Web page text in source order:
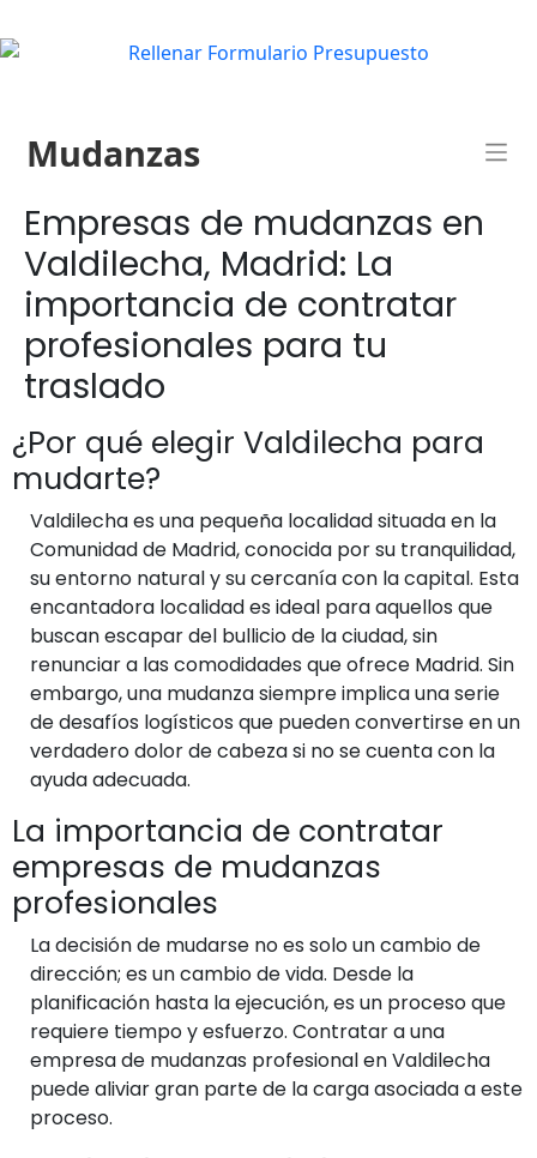
Mudanzas
Empresas de mudanzas en
Valdilecha, Madrid: La
importancia de contratar
profesionales para tu
traslado
¿Por qué elegir Valdilecha para
mudarte?
Valdilecha es una pequeña localidad situada en la
Comunidad de Madrid, conocida por su tranquilidad,
su entorno natural y su cercanía con la capital. Esta
encantadora localidad es ideal para aquellos que
buscan escapar del bullicio de la ciudad, sin
renunciar a las comodidades que ofrece Madrid. Sin
embargo, una mudanza siempre implica una serie
de desafíos logísticos que pueden convertirse en un
verdadero dolor de cabeza si no se cuenta con la
ayuda adecuada.
La importancia de contratar
empresas de mudanzas
profesionales
La decisión de mudarse no es solo un cambio de
dirección; es un cambio de vida. Desde la
planificación hasta la ejecución, es un proceso que
requiere tiempo y esfuerzo. Contratar a una
empresa de mudanzas profesional en Valdilecha
puede aliviar gran parte de la carga asociada a este
proceso.